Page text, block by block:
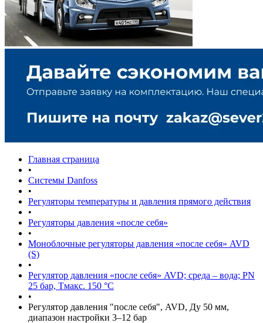
Главная страница
•
Системы Danfoss
•
Регуляторы температуры и давления прямого действия
•
Регуляторы давления «после себя»
•
Моноблочные регуляторы давления «после себя» AVD
(S)
•
Регулятор давления «после себя» AVD; среда – вода; PN
25 бар, Тмакс. 150 °С
•
Регулятор давления "после себя", AVD, Ду 50 мм,
диапазон настройки 3–12 бар